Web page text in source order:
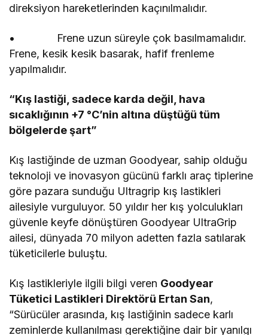
direksiyon hareketlerinden kaçınılmalıdır.
• Frene uzun süreyle çok basılmamalıdır.
Frene, kesik kesik basarak, hafif frenleme
yapılmalıdır.
“Kış lastiği, sadece karda değil, hava
sıcaklığının +7 °C’nin altına düştüğü tüm
bölgelerde şart”
Kış lastiğinde de uzman Goodyear, sahip olduğu
teknoloji ve inovasyon gücünü farklı araç tiplerine
göre pazara sunduğu Ultragrip kış lastikleri
ailesiyle vurguluyor. 50 yıldır her kış yolculukları
güvenle keyfe dönüştüren Goodyear UltraGrip
ailesi, dünyada 70 milyon adetten fazla satılarak
tüketicilerle buluştu.
Kış lastikleriyle ilgili bilgi veren Goodyear
Tüketici Lastikleri Direktörü Ertan San,
“Sürücüler arasında, kış lastiğinin sadece karlı
zeminlerde kullanılması gerektiğine dair bir yanılgı